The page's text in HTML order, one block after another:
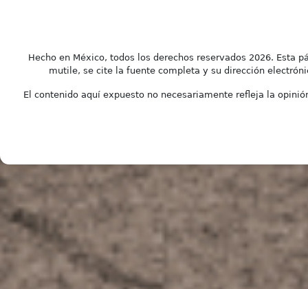
Hecho en México, todos los derechos reservados 2026. Esta
mutile, se cite la fuente completa y su dirección
El contenido aquí expuesto no necesariamente refleja la